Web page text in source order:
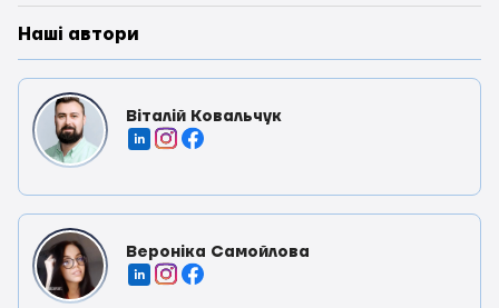
Наші автори
Віталій Ковальчук
Вероніка Самойлова